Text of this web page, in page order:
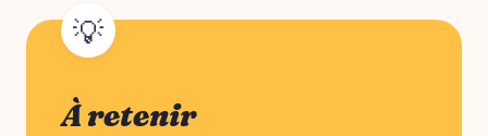
À retenir